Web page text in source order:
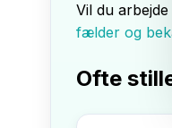
Vil du
fælder og
Ofte